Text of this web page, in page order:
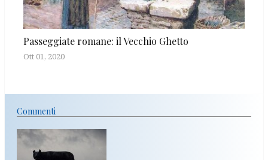
Passeggiate romane: il Vecchio Ghetto
Ott 01, 2020
Commenti